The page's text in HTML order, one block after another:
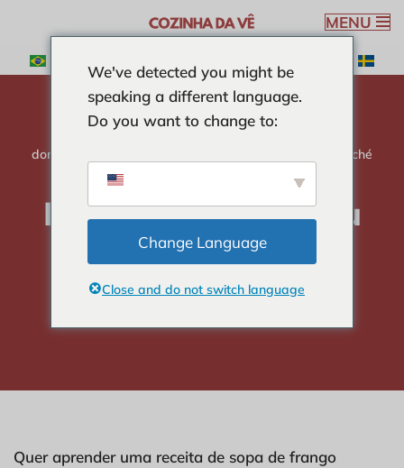
au
MENU
domicile Recette de soupe au poulet effiloché
Recette de soupe au
poulet effiloché
Quer aprender uma receita de sopa de frango
We've detected you might be
speaking a different language.
Do you want to change to:
Change Language
Close and do not switch language